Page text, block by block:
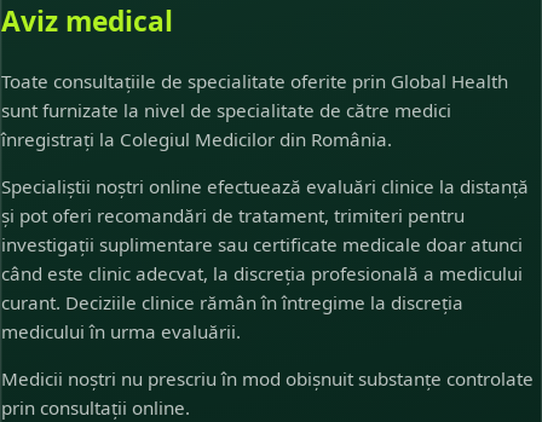
Aviz medical
Toate consultațiile de specialitate oferite prin Global Health
sunt furnizate la nivel de specialitate de către medici
înregistrați la Colegiul Medicilor din România.
Specialiștii noștri online efectuează evaluări clinice la distanță
și pot oferi recomandări de tratament, trimiteri pentru
investigații suplimentare sau certificate medicale doar atunci
când este clinic adecvat, la discreția profesională a medicului
curant. Deciziile clinice rămân în întregime la discreția
medicului în urma evaluării.
Medicii noștri nu prescriu în mod obișnuit substanțe controlate
prin consultații online.